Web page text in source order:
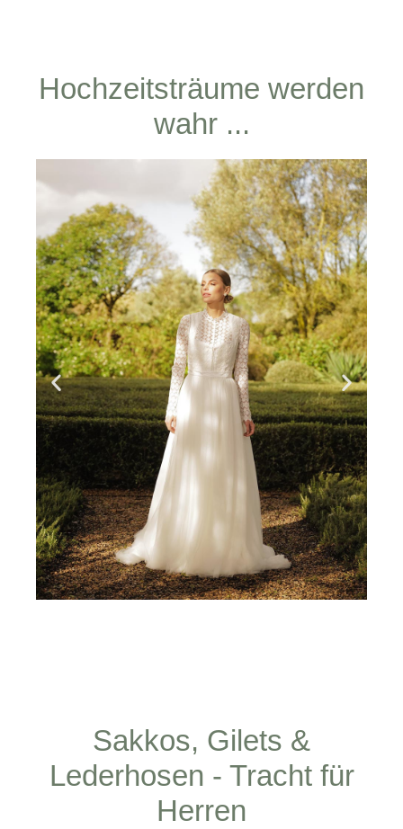
Hochzeitsträume werden
wahr ...
Sakkos, Gilets &
Lederhosen - Tracht für
Herren